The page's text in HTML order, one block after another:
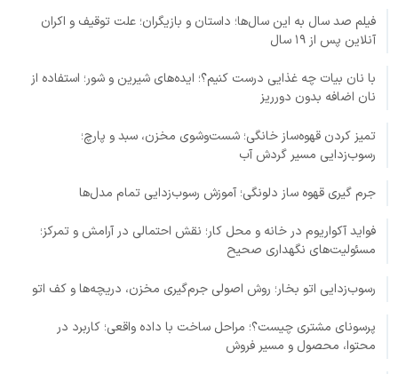
فیلم صد سال به این سال‌ها؛ داستان و بازیگران؛ علت توقیف و اکران
آنلاین پس از ۱۹ سال
با نان بیات چه غذایی درست کنیم؟؛ ایده‌های شیرین و شور؛ استفاده از
نان اضافه بدون دورریز
تمیز کردن قهوه‌ساز خانگی؛ شست‌وشوی مخزن، سبد و پارچ؛
رسوب‌زدایی مسیر گردش آب
جرم گیری قهوه ساز دلونگی؛ آموزش رسوب‌زدایی تمام مدل‌ها
فواید آکواریوم در خانه و محل کار؛ نقش احتمالی در آرامش و تمرکز؛
مسئولیت‌های نگهداری صحیح
رسوب‌زدایی اتو بخار؛ روش اصولی جرم‌گیری مخزن، دریچه‌ها و کف اتو
پرسونای مشتری چیست؟؛ مراحل ساخت با داده واقعی؛ کاربرد در
محتوا، محصول و مسیر فروش